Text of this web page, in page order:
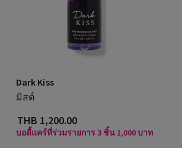
Dark Kiss
มิสต์
THB 1,200.00
บอดี้แคร์ที่ร่วมรายการ 3 ชิ้น 1,000 บาท